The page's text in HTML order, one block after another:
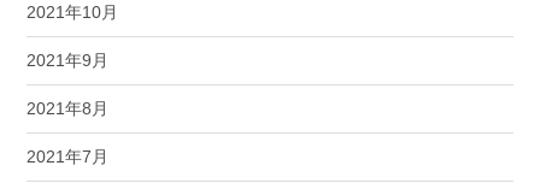
2021年10月
2021年9月
2021年8月
2021年7月